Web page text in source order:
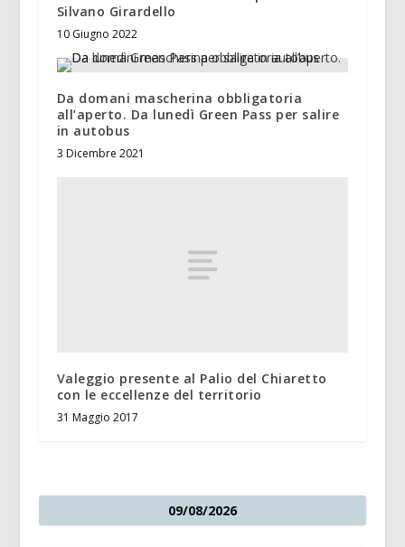
Silvano Girardello
10 Giugno 2022
Da domani mascherina obbligatoria
all’aperto. Da lunedì Green Pass per salire
in autobus
3 Dicembre 2021
Valeggio presente al Palio del Chiaretto
con le eccellenze del territorio
31 Maggio 2017
09/08/2026